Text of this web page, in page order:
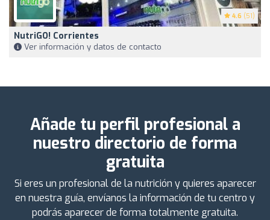
4.6 (51)
NutriGO! Corrientes
Ver información y datos de contacto
Añade tu perfil profesional a
nuestro directorio de forma
gratuita
Si eres un profesional de la nutrición y quieres aparecer
en nuestra guía, envíanos la información de tu centro y
podrás aparecer de forma totalmente gratuita.